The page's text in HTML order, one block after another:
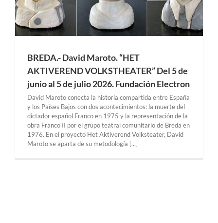
BREDA.- David Maroto. “HET
AKTIVEREND VOLKSTHEATER” Del 5 de
junio al 5 de julio 2026. Fundación Electron
David Maroto conecta la historia compartida entre España
y los Países Bajos con dos acontecimientos: la muerte del
dictador español Franco en 1975 y la representación de la
obra Franco II por el grupo teatral comunitario de Breda en
1976. En el proyecto Het Aktiverend Volksteater, David
Maroto se aparta de su metodología [...]